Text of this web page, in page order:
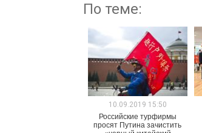
По теме:
10.09.2019 15:50
Российские турфирмы
просят Путина зачистить